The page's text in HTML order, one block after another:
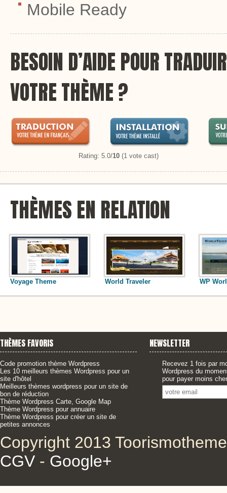
Mobile Ready
BESOIN D’AIDE POUR
VOTRE THÈME ?
Rating: 5.0/10 (1 vote cast)
THÈMES EN RELATION
Voyage Theme World Traveler WP
THÈMES FAVORIS
Code promotion thème Wordpress
Les 10 meilleurs thèmes Wordpress pour un
site d'hôtel
Meilleurs thèmes wordpress pour un site de
bon de réduction
Thème Wordpress Carte, Google Map
Thème Wordpress pour annuaire
Thème Wordpress pour créer un site de
petites annonces
NEWSLETTER
Recevez 1 fois par
Wordpress du
pour payer moins
Copyright 2013
CGV - Google+